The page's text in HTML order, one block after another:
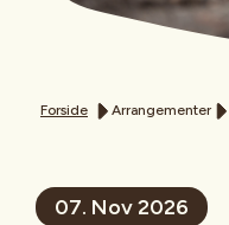
Forside Arrangementer
07. Nov 2026